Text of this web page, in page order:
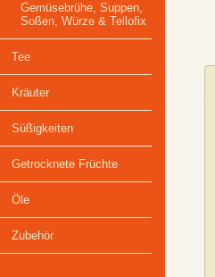
Gemüsebrühe, Suppen,
Soßen, Würze & Tellofix
Tee
Kräuter
Süßigkeiten
Getrocknete Früchte
Öle
Zubehör